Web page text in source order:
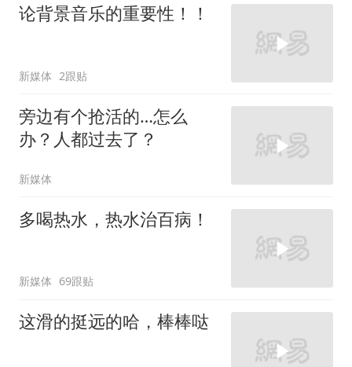
论背景音乐的重要性！！
新媒体 2跟贴
旁边有个抢活的…怎么
办？人都过去了？
新媒体
多喝热水，热水治百病！
新媒体 69跟贴
这滑的挺远的哈，棒棒哒